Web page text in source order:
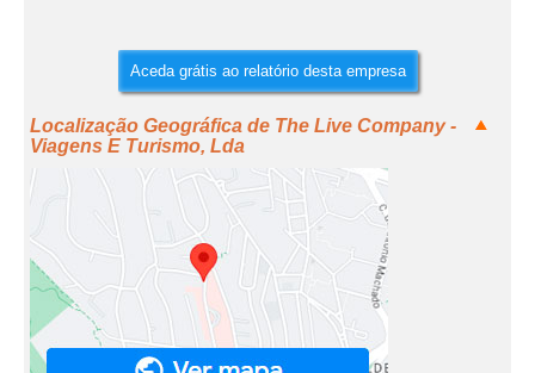
Aceda grátis ao relatório desta empresa
Localização Geográfica de The Live Company -
Viagens E Turismo, Lda